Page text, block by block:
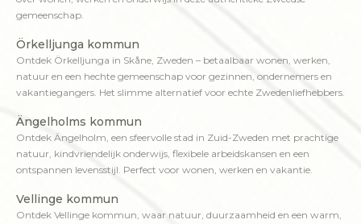
gemeenschap.
Örkelljunga kommun
Ontdek Örkelljunga in Skåne, Zweden – betaalbaar wonen, werken,
natuur en een hechte gemeenschap voor gezinnen, ondernemers en
vakantiegangers. Het slimme alternatief voor echte Zwedenliefhebbers.
Ängelholms kommun
Ontdek Ängelholm, een sfeervolle stad in Zuid-Zweden met prachtige
natuur, kindvriendelijk onderwijs, flexibele arbeidskansen en een
ontspannen levensstijl. Perfect voor wonen, werken en vakantie.
Vellinge kommun
Ontdek Vellinge kommun, waar natuur, duurzaamheid en een warm,